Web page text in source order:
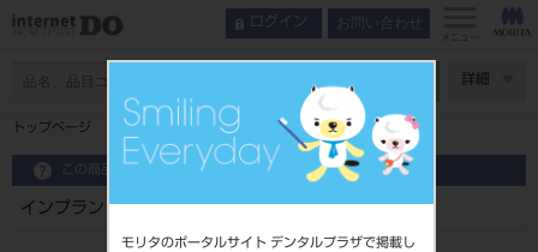
モリタのポータルサイト デンタルプラザで掲載し
ログイン お問い合わせ
メニュー
詳細
トップページ インプラントブラシ 歯間・アバットメント用
この商品に関するお問い合わせ
インプラントブラシ 歯間・アバットメント用